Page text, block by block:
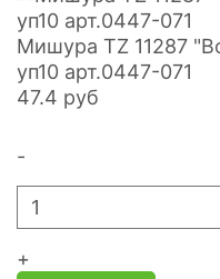
Мишура TZ 11287
уп10 арт.0447-071
47.4 руб
-
+